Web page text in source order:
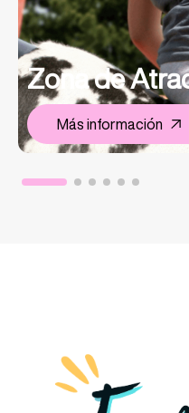
Zona de
Más información